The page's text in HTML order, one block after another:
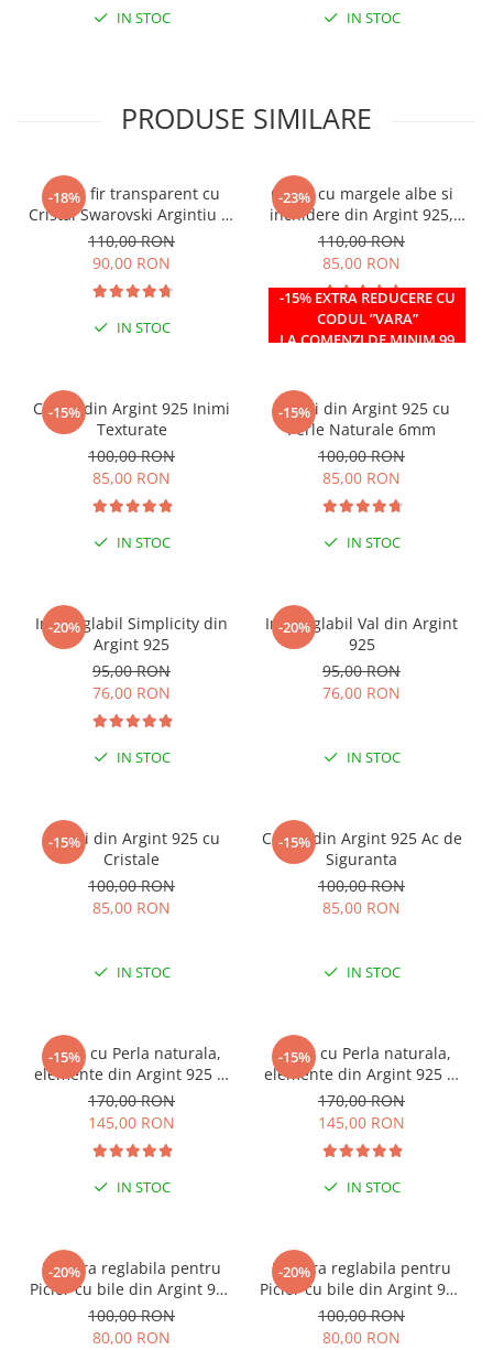
IN STOC IN STOC
PRODUSE SIMILARE
-18%
Colier fir transparent cu
Cristal Swarovski Argintiu in
Caseta din Argint 925
110,00 RON
90,00 RON
IN STOC
-23%
-15% EXTRA REDUCERE CU
CODUL ”VARA”
LA COMENZI DE MINIM 99
Colier cu margele albe si
inchidere din Argint 925,
reglabil 38-41 cm
110,00 RON
85,00 RON
IN STOC
-15%
Cercei din Argint 925 Inimi
Texturate
100,00 RON
85,00 RON
IN STOC
-15%
Cercei din Argint 925 cu
Perle Naturale 6mm
100,00 RON
85,00 RON
IN STOC
-20%
Inel reglabil Simplicity din
Argint 925
95,00 RON
76,00 RON
IN STOC
-20%
Inel reglabil Val din Argint
925
95,00 RON
76,00 RON
IN STOC
-15%
Cercei din Argint 925 cu
Cristale
100,00 RON
85,00 RON
IN STOC
-15%
Cercei din Argint 925 Ac de
Siguranta
100,00 RON
85,00 RON
IN STOC
-15%
Colier cu Perla naturala,
elemente din Argint 925 si
margele Miyuki, multicolor
170,00 RON
145,00 RON
IN STOC
-15%
Colier cu Perla naturala,
elemente din Argint 925 si
margele Miyuki, verde/kiwi
170,00 RON
145,00 RON
IN STOC
-20%
Bratara reglabila pentru
Picior cu bile din Argint 925
si margele Miyuki rosii
100,00 RON
80,00 RON
-20%
Bratara reglabila pentru
Picior cu bile din Argint 925
si margele Miyuki verzi
100,00 RON
80,00 RON